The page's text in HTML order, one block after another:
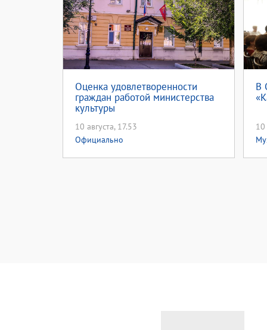
Оценка удовлетворенности
граждан работой министерства
культуры
10 августа, 17.53
Официально
В
10